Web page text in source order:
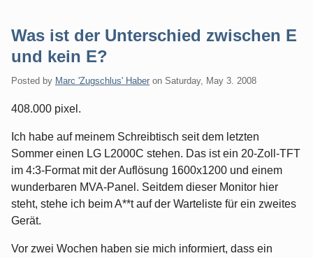
Was ist der Unterschied zwischen E
und kein E?
Posted by Marc 'Zugschlus' Haber on Saturday, May 3. 2008
408.000 pixel.
Ich habe auf meinem Schreibtisch seit dem letzten
Sommer einen LG L2000C stehen. Das ist ein 20-Zoll-TFT
im 4:3-Format mit der Auflösung 1600x1200 und einem
wunderbaren MVA-Panel. Seitdem dieser Monitor hier
steht, stehe ich beim A**t auf der Warteliste für ein zweites
Gerät.
Vor zwei Wochen haben sie mich informiert, dass ein